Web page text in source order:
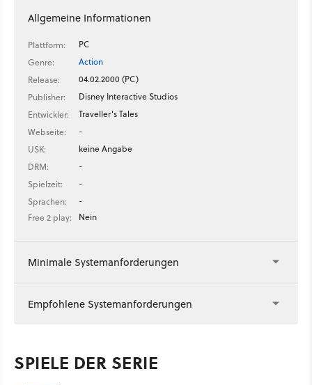
Allgemeine Informationen
Plattform:
PC
Genre:
Action
Release:
04.02.2000 (PC)
Publisher:
Disney Interactive Studios
Entwickler:
Traveller's Tales
Webseite:
-
USK:
keine Angabe
DRM:
-
Spielzeit:
-
Sprachen:
-
Free 2 play:
Nein
Minimale Systemanforderungen
Empfohlene Systemanforderungen
SPIELE DER SERIE